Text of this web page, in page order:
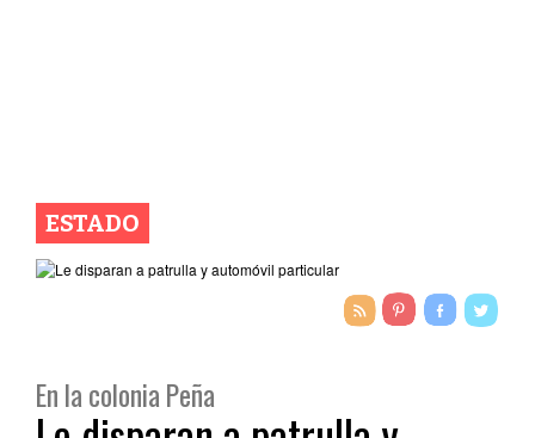
ESTADO
En la colonia Peña